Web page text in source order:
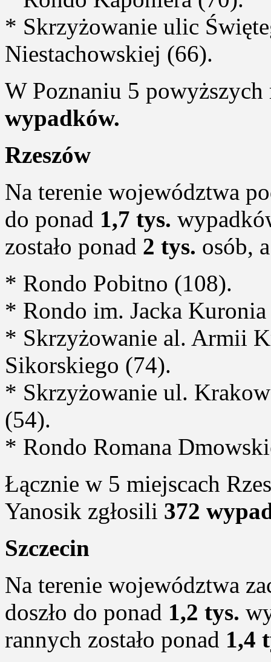
* Skrzyżowanie ulic
Niestachowskiej (66).
W Poznaniu 5 powyższych
wypadków.
Rzeszów
Na terenie województwa
do ponad 1,7 tys.
zostało ponad 2 tys. osób,
* Rondo Pobitno (108).
* Rondo im. Jacka
* Skrzyżowanie al. Armii
Sikorskiego (74).
* Skrzyżowanie ul.
(54).
* Rondo Romana
Łącznie w 5 miejscach
Yanosik zgłosili 372
Szczecin
Na terenie województwa
doszło do ponad 1,2 tys.
rannych zostało ponad 1,4